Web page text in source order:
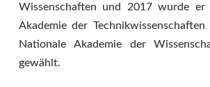
Wissenschaften und 2017 wurde
Akademie der
Nationale Akademie der
gewählt.